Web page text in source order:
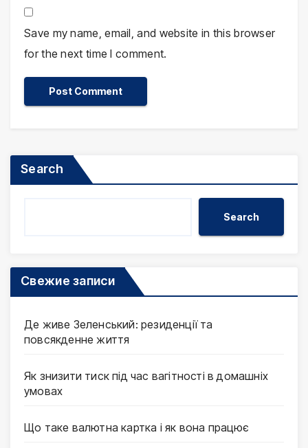
Save my name, email, and website in this browser
for the next time I comment.
Search
Search
Свежие записи
Де живе Зеленський: резиденції та
повсякденне життя
Як знизити тиск під час вагітності в домашніх
умовах
Що таке валютна картка і як вона працює